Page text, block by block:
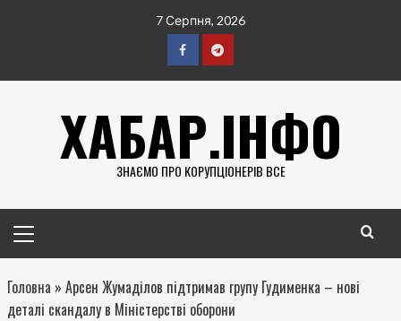
7 Серпня, 2026
FacebookTelegram
ХАБАР.ІНФО
ЗНАЄМО ПРО КОРУПЦІОНЕРІВ ВСЕ
меню
Головна » Арсен Жумаділов підтримав групу Гудименка – нові
деталі скандалу в Міністерстві оборони